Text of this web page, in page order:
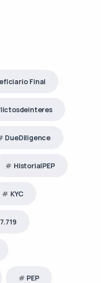
Final
DueDiligence
HistorialPEP
KYC
PEP